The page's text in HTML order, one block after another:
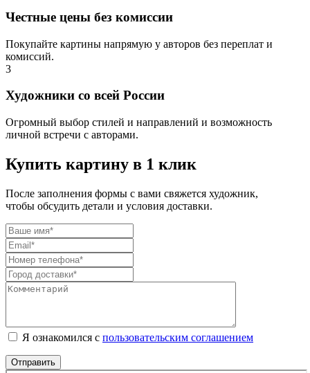
Честные цены без комиссии
Покупайте картины напрямую у авторов без переплат и
комиссий.
3
Художники со всей России
Огромный выбор стилей и направлений и возможность
личной встречи с авторами.
Купить картину в 1 клик
После заполнения формы с вами свяжется художник,
чтобы обсудить детали и условия доставки.
Я ознакомился с пользовательским соглашением